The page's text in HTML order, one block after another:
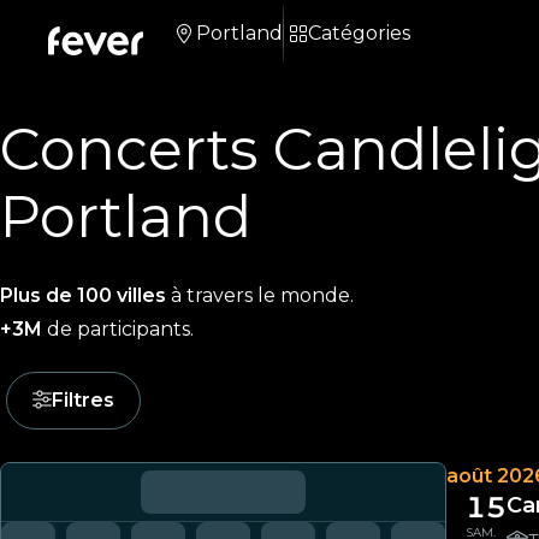
Portland Catégories
Concerts
Portland
Plus de 100 villes à travers le monde.
+3M de participants.
Filtres
août
15
SAM.